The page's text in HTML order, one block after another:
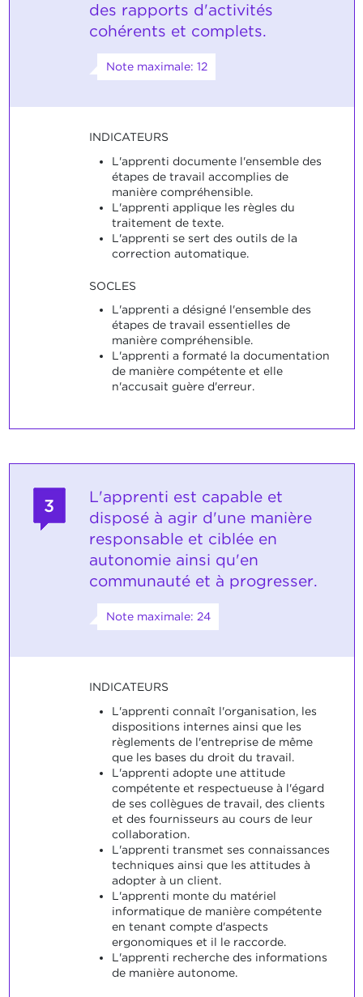
des rapports d'activités
cohérents et complets.
Note maximale: 12
INDICATEURS
L'apprenti documente l'ensemble des
étapes de travail accomplies de
manière compréhensible.
L'apprenti applique les règles du
traitement de texte.
L'apprenti se sert des outils de la
correction automatique.
SOCLES
L'apprenti a désigné l'ensemble des
étapes de travail essentielles de
manière compréhensible.
L'apprenti a formaté la documentation
de manière compétente et elle
n'accusait guère d'erreur.
3
L'apprenti est capable et
disposé à agir d'une manière
responsable et ciblée en
autonomie ainsi qu'en
communauté et à progresser.
Note maximale: 24
INDICATEURS
L'apprenti connaît l'organisation, les
dispositions internes ainsi que les
règlements de l'entreprise de même
que les bases du droit du travail.
L'apprenti adopte une attitude
compétente et respectueuse à l'égard
de ses collègues de travail, des clients
et des fournisseurs au cours de leur
collaboration.
L'apprenti transmet ses connaissances
techniques ainsi que les attitudes à
adopter à un client.
L'apprenti monte du matériel
informatique de manière compétente
en tenant compte d'aspects
ergonomiques et il le raccorde.
L'apprenti recherche des informations
de manière autonome.